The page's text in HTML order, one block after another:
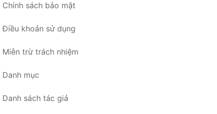
Chính sách bảo mật
Điều khoản sử dụng
Miễn trừ trách nhiệm
Danh mục
Danh sách tác giả